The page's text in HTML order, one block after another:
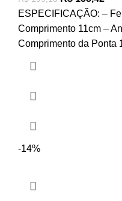
ESPECIFICAÇÃO: –
Comprimento 11cm –
Comprimento da Ponta
-14%